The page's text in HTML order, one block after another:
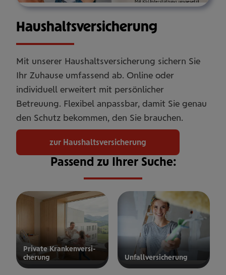
Haus­halts­ver­si­che­rung
Mit unserer Haushaltsversicherung sichern Sie
Ihr Zuhause umfassend ab. Online oder
individuell erweitert mit persönlicher
Betreuung. Flexibel anpassbar, damit Sie genau
den Schutz bekommen, den Sie brauchen.
zur Haushaltsversicherung
Passend zu Ihrer Suche:
Private Kran­ken­­­ver­si­
che­rung
privaten
Unfall­ver­si­che­rung